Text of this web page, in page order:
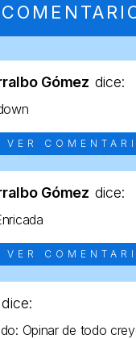
Gómez dice:
VER
Gómez dice:
VER
dice:
Opinar de todo